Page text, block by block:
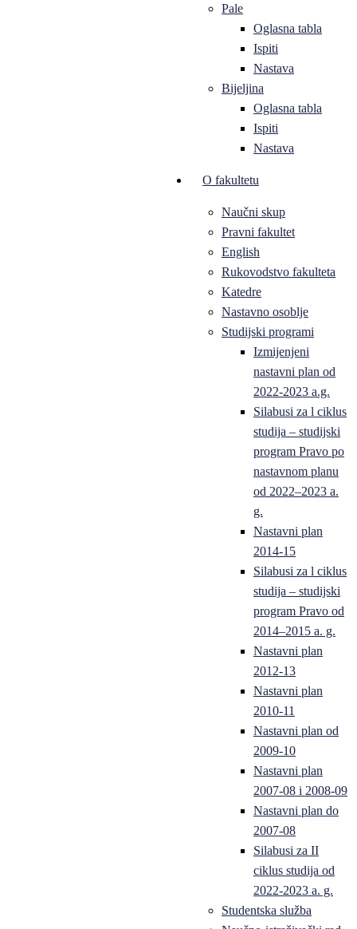
Pale
Oglasna tabla
Ispiti
Nastava
Bijeljina
Oglasna tabla
Ispiti
Nastava
O fakultetu
Naučni skup
Pravni fakultet
English
Rukovodstvo fakulteta
Katedre
Nastavno osoblje
Studijski programi
Izmijenjeni
nastavni plan od
2022-2023 a.g.
Silabusi za l ciklus
studija – studijski
program Pravo po
nastavnom planu
od 2022–2023 a.
g.
Nastavni plan
2014-15
Silabusi za l ciklus
studija – studijski
program Pravo od
2014–2015 a. g.
Nastavni plan
2012-13
Nastavni plan
2010-11
Nastavni plan od
2009-10
Nastavni plan
2007-08 i 2008-09
Nastavni plan do
2007-08
Silabusi za II
ciklus studija od
2022-2023 a. g.
Studentska služba